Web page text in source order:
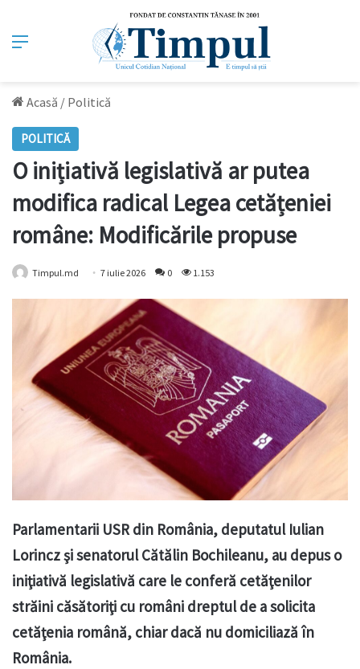
Meniu
Acasă / Politică
POLITICĂ
O inițiativă legislativă ar putea
modifica radical Legea cetățeniei
române: Modificările propuse
Timpul.md 7 iulie 2026 0 1.153
Parlamentarii USR din România, deputatul Iulian
Lorincz şi senatorul Cătălin Bochileanu, au depus o
iniţiativă legislativă care le conferă cetăţenilor
străini căsătoriţi cu români dreptul de a solicita
cetăţenia română, chiar dacă nu domiciliază în
România.